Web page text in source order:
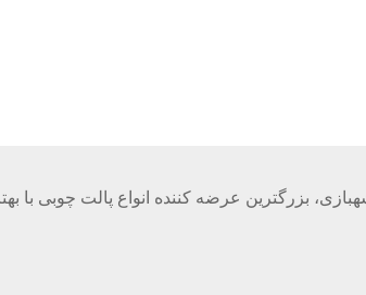
بزرگترین عرضه کننده انواع پالت چوبی